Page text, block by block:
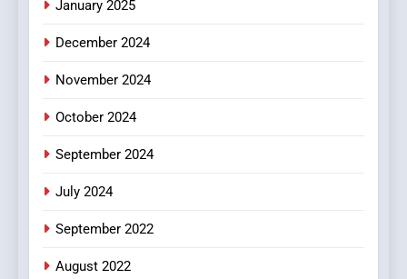
January 2025
December 2024
November 2024
October 2024
September 2024
July 2024
September 2022
August 2022